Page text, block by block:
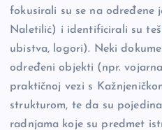
fokusirali su se na određene
Naletilić) i identificirali su
ubistva, logori). Neki
određeni objekti (npr.
praktičnoj vezi s
strukturom, te da su
radnjama koje su predmet